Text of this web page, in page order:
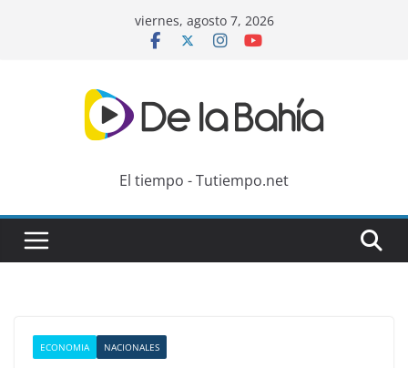
viernes, agosto 7, 2026
El tiempo - Tutiempo.net
ECONOMIA NACIONALES